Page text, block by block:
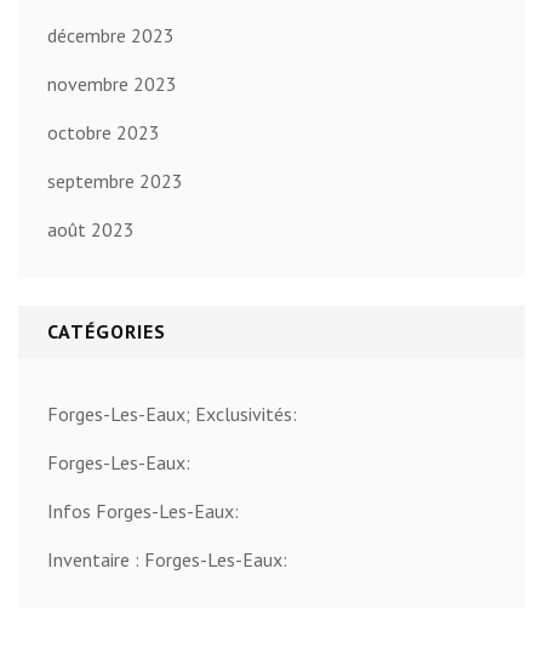
décembre 2023
novembre 2023
octobre 2023
septembre 2023
août 2023
CATÉGORIES
Forges-Les-Eaux; Exclusivités:
Forges-Les-Eaux:
Infos Forges-Les-Eaux:
Inventaire : Forges-Les-Eaux: